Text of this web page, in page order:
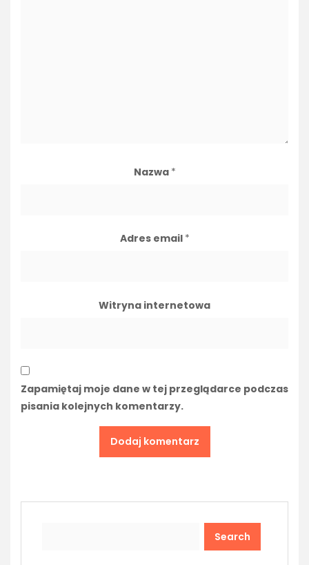
Nazwa *
Adres email *
Witryna internetowa
Zapamiętaj moje dane w tej przeglądarce podczas
pisania kolejnych komentarzy.